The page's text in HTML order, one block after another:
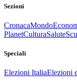
Sezioni
CronacaMondo
PlanetCulturaSalute
Speciali
Elezioni ItaliaElezioni